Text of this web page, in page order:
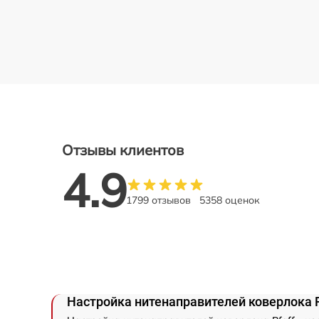
Отзывы клиентов
4.91799 отзывов 5358 оценок
Настройка нитенаправителей коверлока